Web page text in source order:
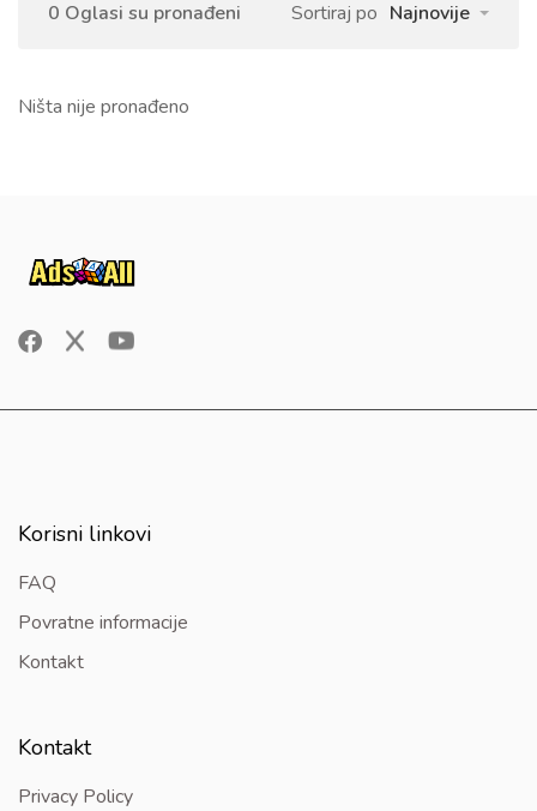
0 Oglasi su pronađeni Sortiraj po Najnovije
Ništa nije pronađeno
Korisni linkovi
FAQ
Povratne informacije
Kontakt
Kontakt
Privacy Policy